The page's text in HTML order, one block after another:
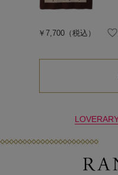
￥7,700 （税込）